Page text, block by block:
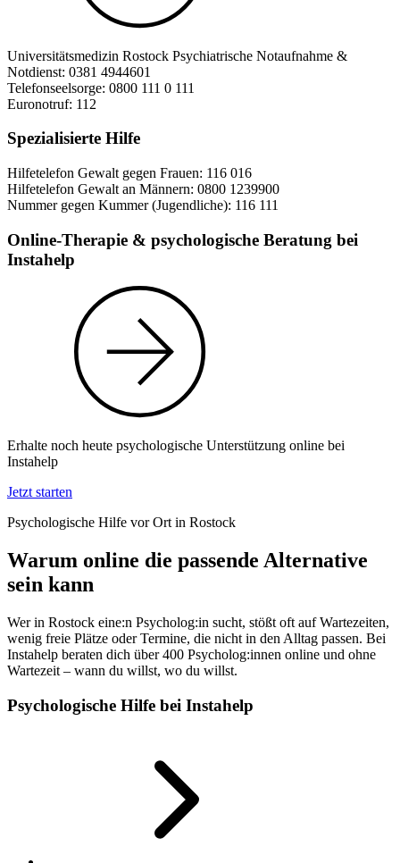
Universitätsmedizin Rostock Psychiatrische Notaufnahme &
Notdienst: 0381 4944601
Telefonseelsorge: 0800 111 0 111
Euronotruf: 112
Spezialisierte Hilfe
Hilfetelefon Gewalt gegen Frauen: 116 016
Hilfetelefon Gewalt an Männern: 0800 1239900
Nummer gegen Kummer (Jugendliche): 116 111
Online-Therapie & psychologische Beratung bei
Instahelp
Erhalte noch heute psychologische Unterstützung online bei
Instahelp
Jetzt starten
Psychologische Hilfe vor Ort in Rostock
Warum online die passende Alternative
sein kann
Wer in Rostock eine:n Psycholog:in sucht, stößt oft auf Wartezeiten,
wenig freie Plätze oder Termine, die nicht in den Alltag passen. Bei
Instahelp beraten dich über 400 Psycholog:innen online und ohne
Wartezeit – wann du willst, wo du willst.
Psychologische Hilfe bei Instahelp